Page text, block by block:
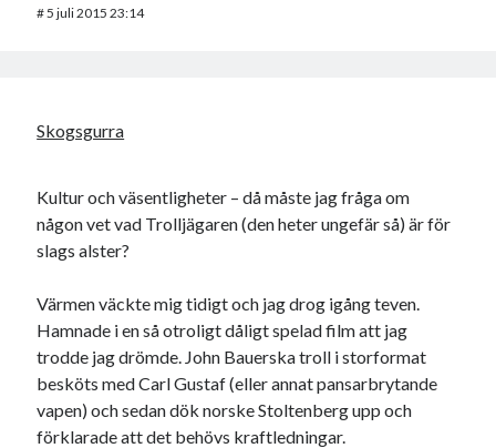
#5 juli 2015 23:14
Skogsgurra
Kultur och väsentligheter – då måste jag fråga om
någon vet vad Trolljägaren (den heter ungefär så) är för
slags alster?
Värmen väckte mig tidigt och jag drog igång teven.
Hamnade i en så otroligt dåligt spelad film att jag
trodde jag drömde. John Bauerska troll i storformat
besköts med Carl Gustaf (eller annat pansarbrytande
vapen) och sedan dök norske Stoltenberg upp och
förklarade att det behövs kraftledningar.